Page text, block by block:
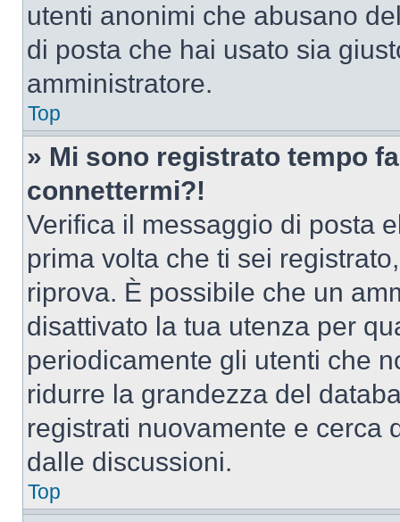
utenti anonimi che abusano
di posta che hai usato sia
amministratore.
Top
» Mi sono registrato tempo
connettermi?!
Verifica il messaggio di posta
prima volta che ti sei
riprova. È possibile che un
disattivato la tua utenza per
periodicamente gli utenti che
ridurre la grandezza del
registrati nuovamente e cerca
dalle discussioni.
Top